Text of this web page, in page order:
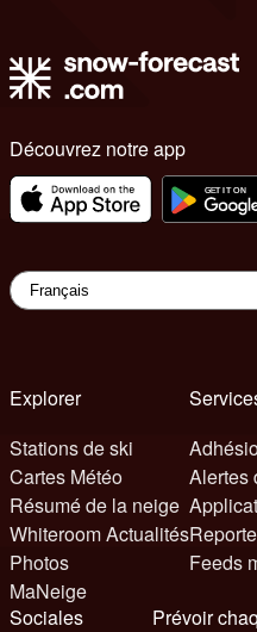
Découvrez notre app
Explorer
Stations de ski
Cartes Météo
Résumé de la neige
Whiteroom Actualités
Photos
MaNeige
Alertes
Feeds
Sociales
Prévoir